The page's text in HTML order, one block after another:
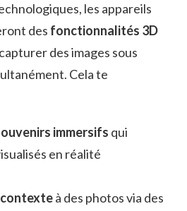
les appareils
des fonctionnalités 3D
des images sous
Cela te
immersifs qui
en réalité
à des photos via des